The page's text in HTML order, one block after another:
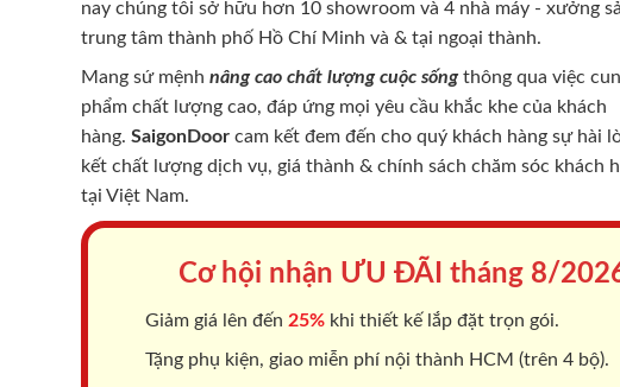
nay chúng tôi sở hữu hơn 10 showroom và 4 nhà máy - xưởng
trung tâm thành phố Hồ Chí Minh và & tại ngoại thành.
Mang sứ mệnh nâng cao chất lượng cuộc sốngthông qua việc
phẩm chất lượng cao, đáp ứng mọi yêu cầu khắc khe của khách
hàng. SaigonDoor cam kết đem đến cho quý khách hàng sự hài
kết chất lượng dịch vụ, giá thành & chính sách chăm sóc khách
tại Việt Nam.
Cơ hội nhận ƯU ĐÃI tháng 8/
Giảm giá lên đến 25% khi thiết kế lắp đặt trọn gói.
Tặng phụ kiện, giao miễn phí nội thành HCM (trên 4 bộ).